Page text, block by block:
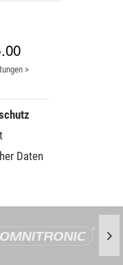
>
Daten